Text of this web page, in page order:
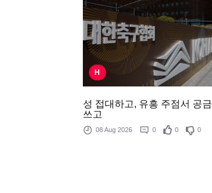
H
성 접대하고, 유흥 주점서 공금
쓰고
08 Aug 2026 0 0 0